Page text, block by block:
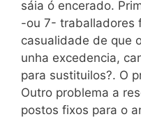
sáia ó encerado.
-ou 7- traballadores
casualidade de que
unha excedencia,
para sustituilos?. O
Outro problema a
postos fixos para o